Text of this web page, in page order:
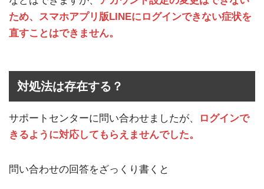
ため、スマホアプリ版LINEにログインできない症状を
直すことはできません。
対処法は存在する？
サポートセンターに問い合わせましたが、
ログインで
きるように対応してもらえませんでした。
問い合わせの回答をざっくり書くと